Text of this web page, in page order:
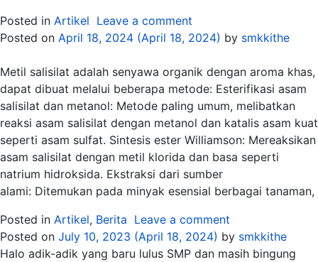
Posted in Artikel Leave a comment
Posted on April 18, 2024 (April 18, 2024) by smkkithe
Metil salisilat adalah senyawa organik dengan aroma khas,
dapat dibuat melalui beberapa metode: Esterifikasi asam
salisilat dan metanol: Metode paling umum, melibatkan
reaksi asam salisilat dengan metanol dan katalis asam kuat
seperti asam sulfat. Sintesis ester Williamson: Mereaksikan
asam salisilat dengan metil klorida dan basa seperti
natrium hidroksida. Ekstraksi dari sumber
alami: Ditemukan pada minyak esensial berbagai tanaman,
Posted in Artikel, Berita Leave a comment
Posted on July 10, 2023 (April 18, 2024) by smkkithe
Halo adik-adik yang baru lulus SMP dan masih bingung